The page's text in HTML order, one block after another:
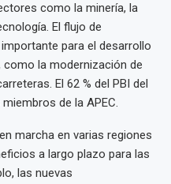
como la minería, la
El flujo de
para el desarrollo
la modernización de
El 62 % del PBI del
de la APEC.
marcha en varias regiones
a largo plazo para las
las nuevas